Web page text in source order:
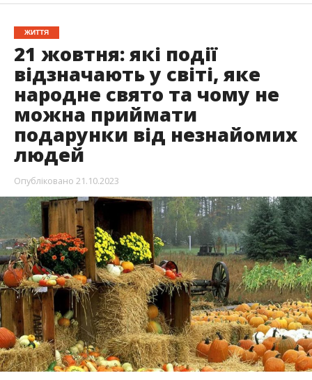
ЖИТТЯ
21 жовтня: які події
відзначають у світі, яке
народне свято та чому не
можна приймати
подарунки від незнайомих
людей
Опубліковано 21.10.2023